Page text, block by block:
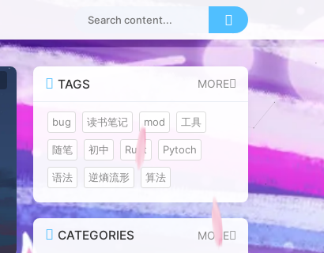
TAGS MORE
bug 读书笔记 mod 工具
随笔 初中 Rust Pytoch
语法 逆熵流形 算法
CATEGORIES MORE